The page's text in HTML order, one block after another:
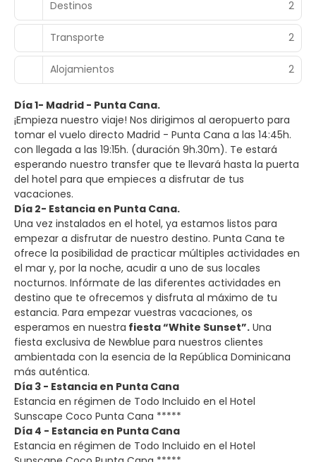
Destinos
2
Transporte 2
Alojamientos 2
Día 1- Madrid - Punta Cana.
¡Empieza nuestro viaje! Nos dirigimos al aeropuerto para
tomar el vuelo directo Madrid - Punta Cana a las 14:45h.
con llegada a las 19:15h. (duración 9h.30m). Te estará
esperando nuestro transfer que te llevará hasta la puerta
del hotel para que empieces a disfrutar de tus
vacaciones.
Día 2- Estancia en Punta Cana.
Una vez instalados en el hotel, ya estamos listos para
empezar a disfrutar de nuestro destino. Punta Cana te
ofrece la posibilidad de practicar múltiples actividades en
el mar y, por la noche, acudir a uno de sus locales
nocturnos. Infórmate de las diferentes actividades en
destino que te ofrecemos y disfruta al máximo de tu
estancia. Para empezar vuestras vacaciones, os
esperamos en nuestra fiesta “White Sunset”. Una
fiesta exclusiva de Newblue para nuestros clientes
ambientada con la esencia de la República Dominicana
más auténtica.
Día 3 - Estancia en Punta Cana
Estancia en régimen de Todo Incluido en el Hotel
Sunscape Coco Punta Cana *****
Día 4 - Estancia en Punta Cana
Estancia en régimen de Todo Incluido en el Hotel